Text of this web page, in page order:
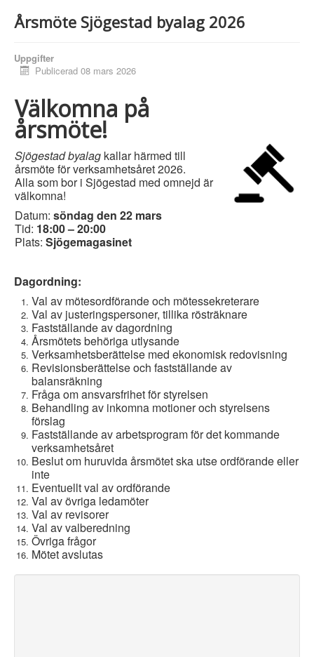
Årsmöte Sjögestad byalag 2026
Uppgifter
Publicerad 08 mars 2026
Välkomna på
årsmöte!
Sjögestad byalag kallar härmed till
årsmöte för verksamhetsåret 2026.
Alla som bor i Sjögestad med omnejd är
välkomna!
Datum: söndag den 22 mars
Tid: 18:00 – 20:00
Plats: Sjögemagasinet
Dagordning:
Val av mötesordförande och mötessekreterare
Val av justeringspersoner, tillika rösträknare
Fastställande av dagordning
Årsmötets behöriga utlysande
Verksamhetsberättelse med ekonomisk redovisning
Revisionsberättelse och fastställande av
balansräkning
Fråga om ansvarsfrihet för styrelsen
Behandling av inkomna motioner och styrelsens
förslag
Fastställande av arbetsprogram för det kommande
verksamhetsåret
Beslut om huruvida årsmötet ska utse ordförande eller
inte
Eventuellt val av ordförande
Val av övriga ledamöter
Val av revisorer
Val av valberedning
Övriga frågor
Mötet avslutas